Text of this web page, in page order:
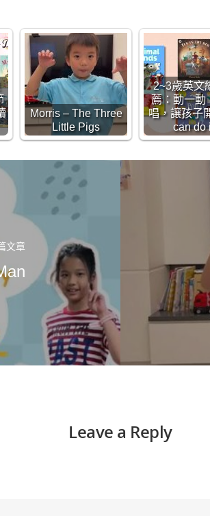
Morris – The Three
Little Pigs
2~3歲英文
薦：動一動
唱，讓孩子
can do
文章
Leave a Reply